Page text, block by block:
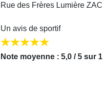
Rue des Frères Lumière
Un avis de sportif
Note moyenne : 5,0 / 5 sur